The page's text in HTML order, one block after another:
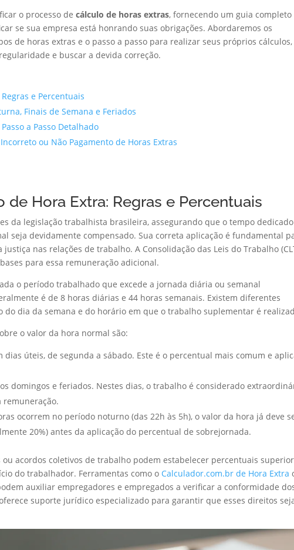
o processo decálculo de horas extras, fornecendo um guia completo
se sua empresa está honrando suas obrigações. Abordaremos os
de horas extras e o passo a passo para realizar seus próprios cálculos,
e buscar a devida correção.
e Percentuais
Finais de Semana e Feriados
a Passo Detalhado
ou Não Pagamento de Horas Extras
Hora Extra: Regras e Percentuais
da legislação trabalhista brasileira, assegurando que o tempo dedicado
seja devidamente compensado. Sua correta aplicação é fundamental
nas relações de trabalho. A Consolidação das Leis do Trabalho
para essa remuneração adicional.
o período trabalhado que excede a jornada diária ou semanal
é de 8 horas diárias e 44 horas semanais. Existem diferentes
do dia da semana e do horário em que o trabalho suplementar é
o valor da hora normal são:
dias úteis, de segunda a sábado. Este é o percentual mais comum e
domingos e feriados. Nestes dias, o trabalho é considerado
remuneração.
ocorrem no período noturno (das 22h às 5h), o valor da hora já deve
20%) antes da aplicação do percentual de sobrejornada.
acordos coletivos de trabalho podem estabelecer percentuais
do trabalhador. Ferramentas como o Calculador.com.br de Hora Extra
auxiliar empregadores e empregados a verificar a conformidade
suporte jurídico especializado para garantir que esses direitos